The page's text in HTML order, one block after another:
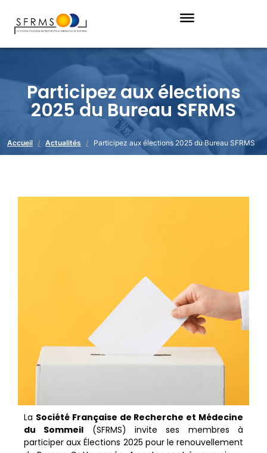
Accueil Actualités Participez aux élections 2025 du Bureau SFRMS
Participez aux élections
2025 du Bureau SFRMS
La Société Française de Recherche et Médecine
du Sommeil (SFRMS) invite ses membres à
participer aux Élections 2025 pour le renouvellement